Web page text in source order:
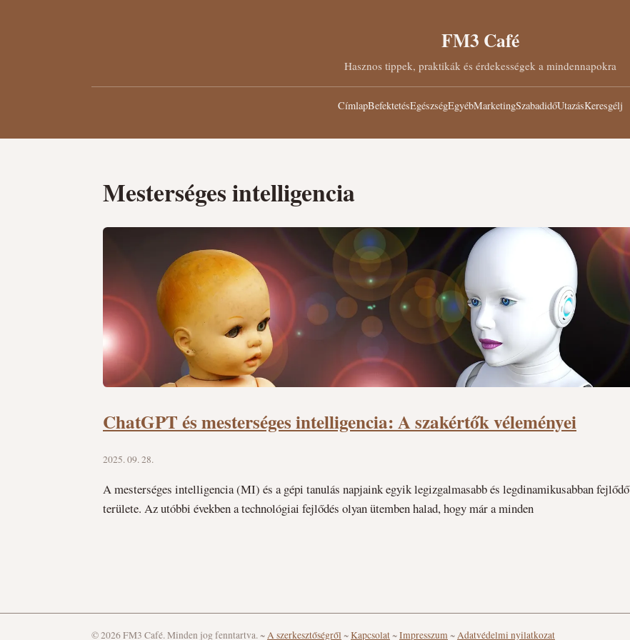
FM3 Café
Hasznos tippek, praktikák és érdekességek a mindennapokra
CímlapBefektetésEgészségEgyébMarketingSzabadidőUtazásKeresgélj
Mesterséges intelligencia
ChatGPT és mesterséges intelligencia: A szakértők véleményei
2025. 09. 28.
A mesterséges intelligencia (MI) és a gépi tanulás napjaink egyik legizgalmasabb és legdinamikusabban fejlődő
területe. Az utóbbi években a technológiai fejlődés olyan ütemben halad, hogy már a minden
© 2026 FM3 Café. Minden jog fenntartva. ~A szerkesztőségről ~Kapcsolat ~Impresszum ~Adatvédelmi nyilatkozat